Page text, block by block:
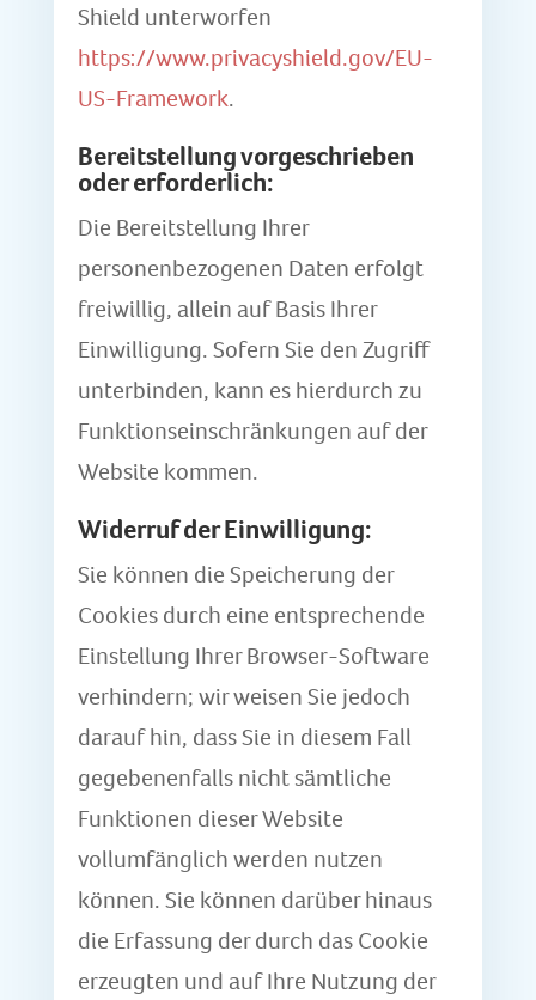
Shield unterworfen
https://www.privacyshield.gov/EU-
US-Framework.
Bereitstellung vorgeschrieben
oder erforderlich:
Die Bereitstellung Ihrer
personenbezogenen Daten erfolgt
freiwillig, allein auf Basis Ihrer
Einwilligung. Sofern Sie den Zugriff
unterbinden, kann es hierdurch zu
Funktionseinschränkungen auf der
Website kommen.
Widerruf der Einwilligung:
Sie können die Speicherung der
Cookies durch eine entsprechende
Einstellung Ihrer Browser-Software
verhindern; wir weisen Sie jedoch
darauf hin, dass Sie in diesem Fall
gegebenenfalls nicht sämtliche
Funktionen dieser Website
vollumfänglich werden nutzen
können. Sie können darüber hinaus
die Erfassung der durch das Cookie
erzeugten und auf Ihre Nutzung der